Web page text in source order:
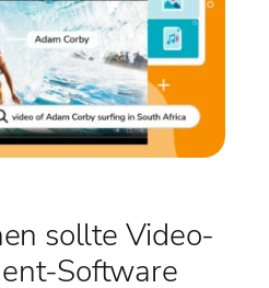
sollte Video-
Software